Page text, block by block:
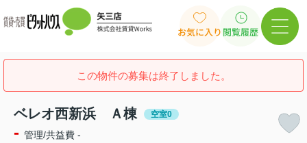
お気に入り 閲覧履歴
この物件の募集は終了しました。
ベレオ西新浜 Ａ棟 空室0
- 管理/共益費 -